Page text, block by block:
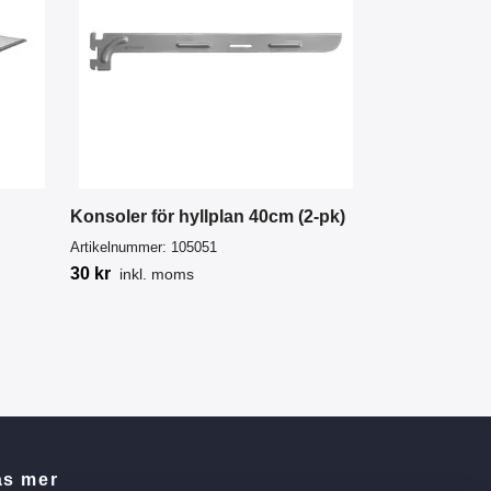
Konsoler för hyllplan 40cm (2-pk)
Artikelnummer: 105051
30 kr inkl. moms
mer